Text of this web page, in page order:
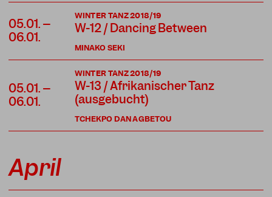
05.01. –
06.01.
MINAKO SEKI
WINTER TANZ 2018/19
W-12 / Dancing Between
05.01. –
06.01.
TCHEKPO DAN AGBETOU
WINTER TANZ 2018/19
W-13 / Afrikanischer Tanz
(ausgebucht)
April